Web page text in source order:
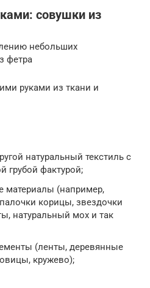
совушки из
небольших
фетра
руками из ткани и
натуральный текстиль с
грубой фактурой;
материалы (например,
корицы, звездочки
натуральный мох и так
(ленты, деревянные
кружево);